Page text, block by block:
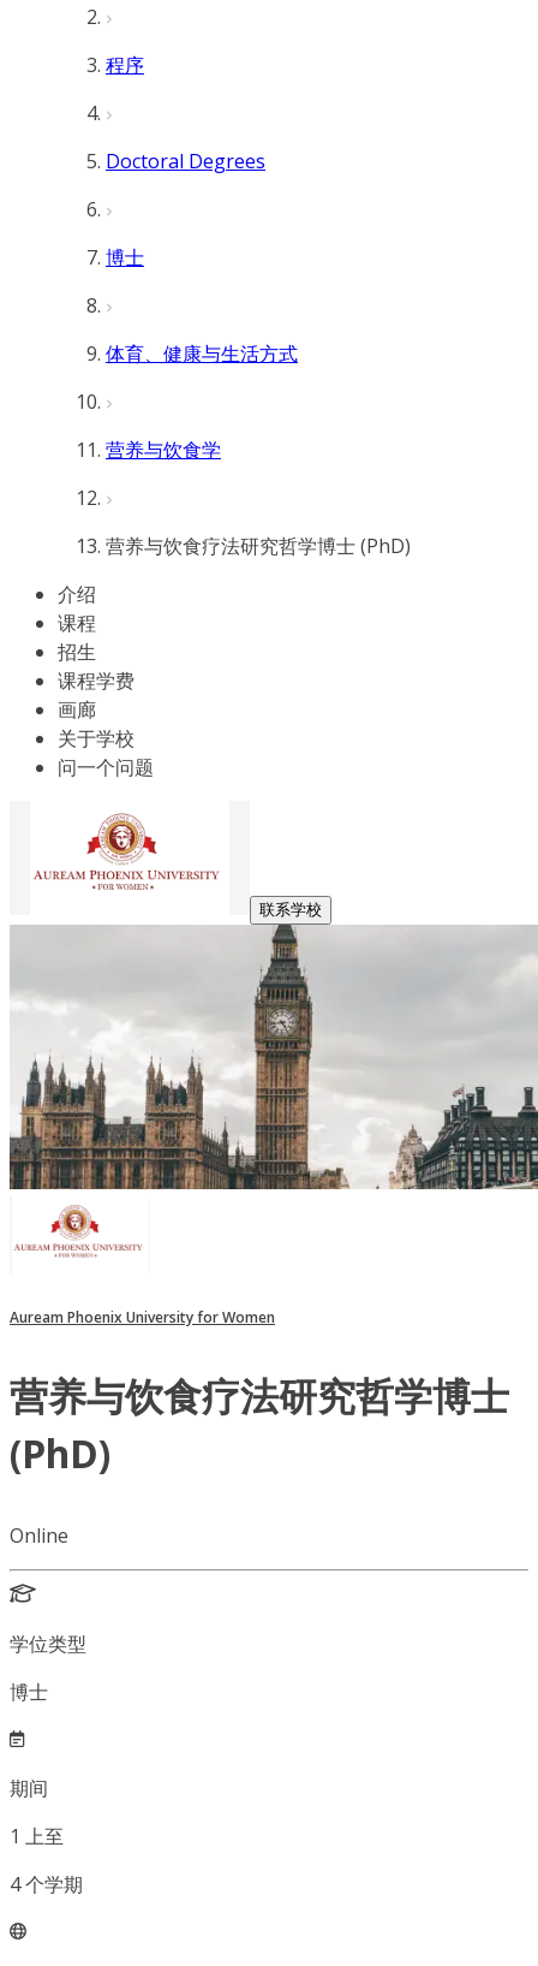
程序
Doctoral Degrees
博士
体育、健康与生活方式
营养与饮食学
营养与饮食疗法研究哲学博士 (PhD)
介绍
课程
招生
课程学费
画廊
关于学校
问一个问题
联系学校
Auream Phoenix University for Women
营养与饮食疗法研究哲学博士
(PhD)
Online
学位类型
博士
期间
1 上至
4个学期